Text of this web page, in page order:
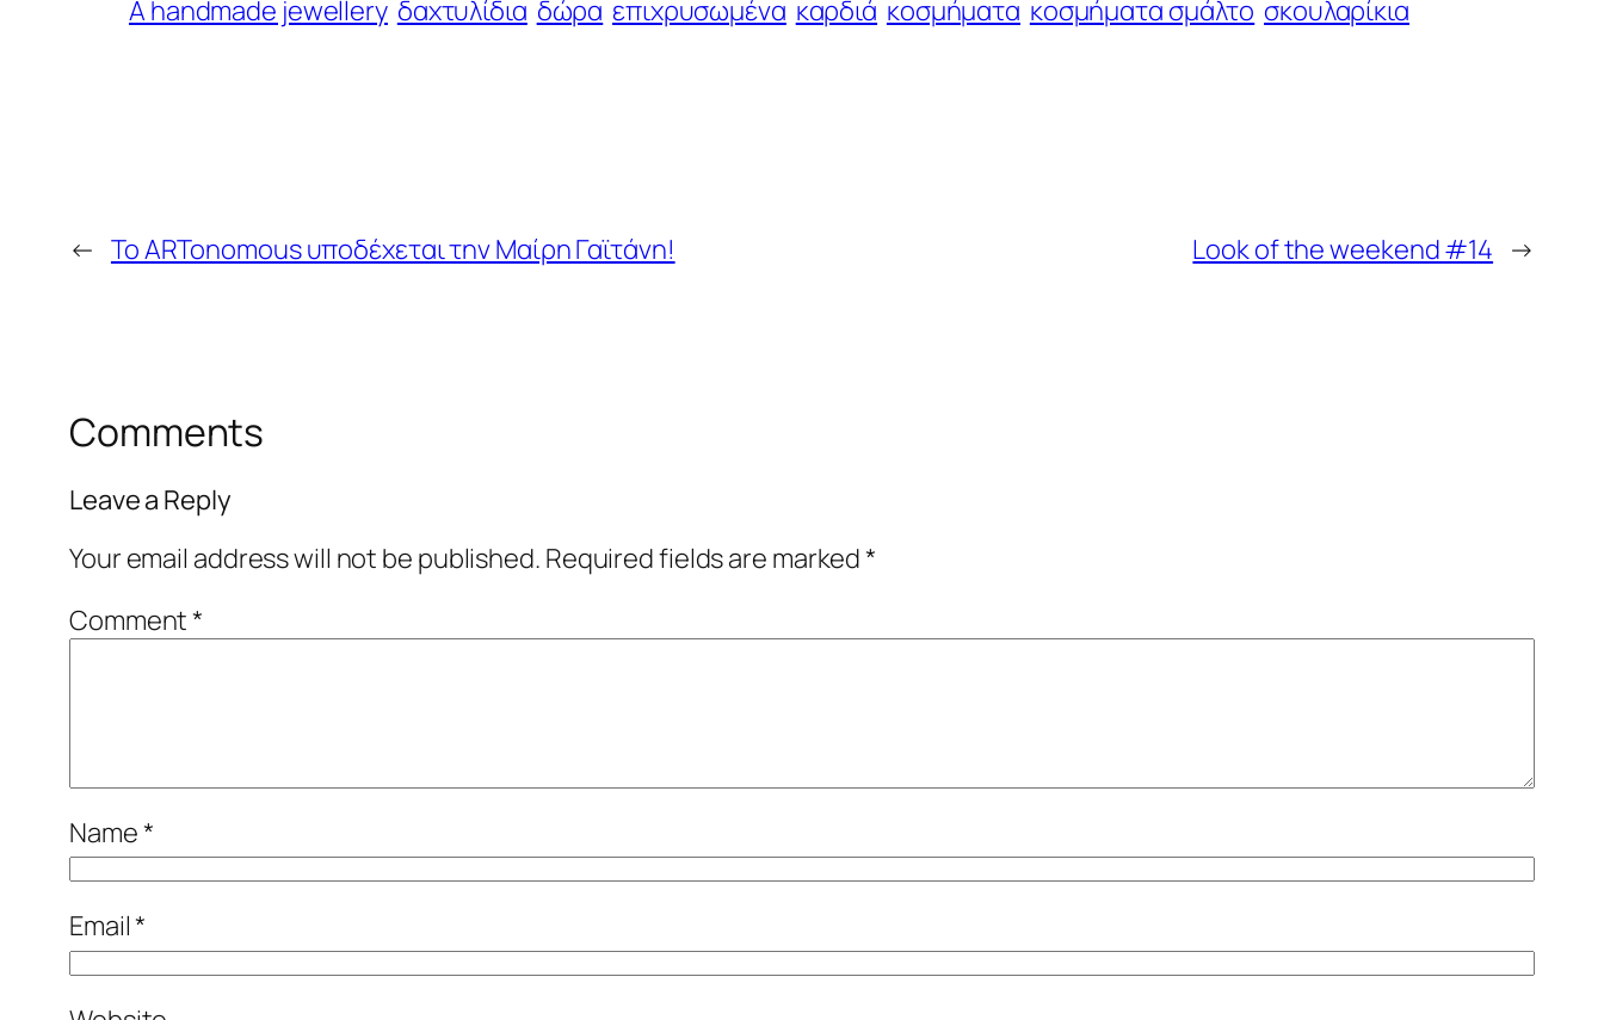
Α handmade jewellery δαχτυλίδια δώρα επιχρυσωμένα καρδιά κοσμήματα κοσμήματα σμάλτο σκουλαρίκια
← Το ARTonomous υποδέχεται την Μαίρη Γαϊτάνη! Look of the weekend #14 →
Comments
Leave a Reply
Your email address will not be published. Required fields are marked*
Comment*
Name*
Email*